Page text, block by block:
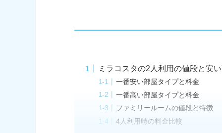
ミラコスタの2人利用の値段と安
一番安い部屋タイプと料金
一番高い部屋タイプと料金
ファミリールームの値段と特徴
4人利用時の料金比較